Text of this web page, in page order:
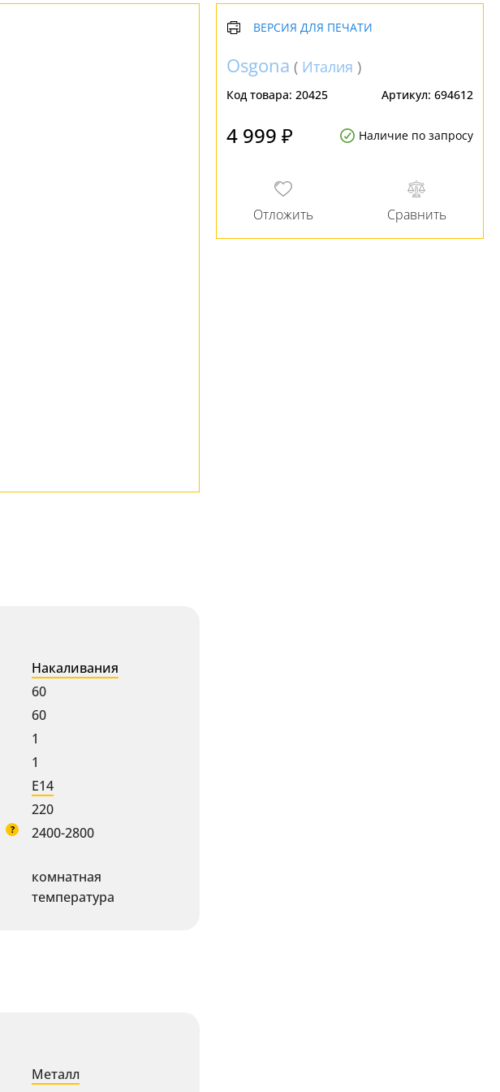
Накаливания
60
60
1
1
E14
220
? 2400-2800
комнатная
температура
Металл
ВЕРСИЯ ДЛЯ ПЕЧАТИ
Osgona ( Италия )
Код товара: 20425 Артикул: 694612
4 999 ₽ Наличие по запросу